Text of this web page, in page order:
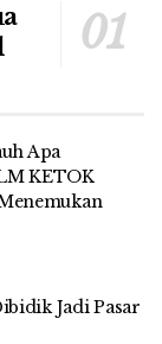
Apa
KETOK
Jadi Pasar